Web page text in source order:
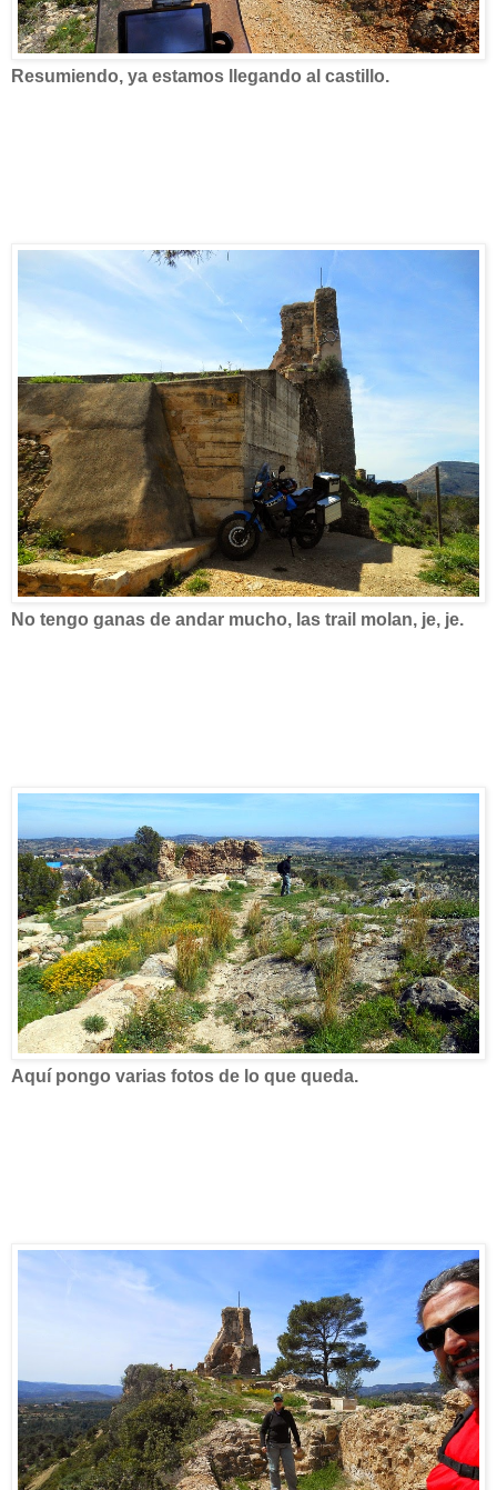
Resumiendo, ya estamos llegando al castillo.
No tengo ganas de andar mucho, las trail molan, je, je.
Aquí pongo varias fotos de lo que queda.